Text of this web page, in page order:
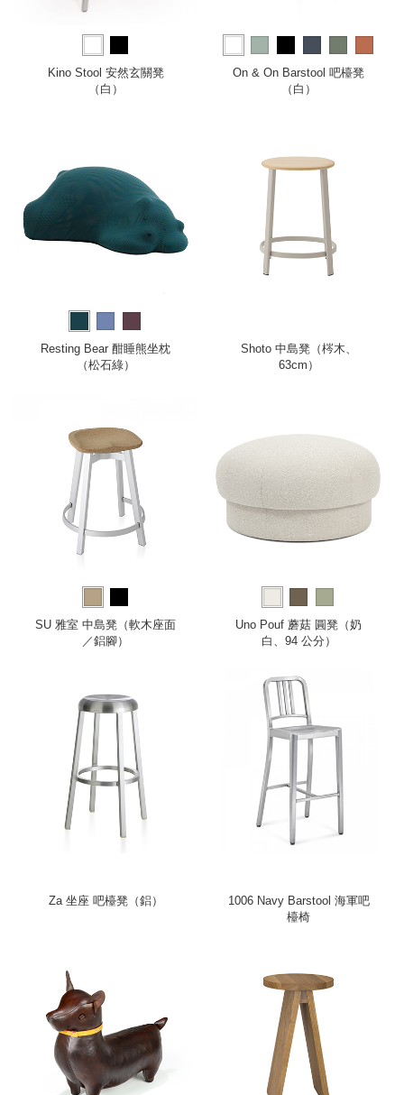
Kino Stool 安然玄關凳
（白）
more
On & On Barstool 吧檯凳
（白）
Resting Bear 酣睡熊坐枕
（松石綠）
Shoto 中島凳（梣木、
63cm）
SU 雅室 中島凳（軟木座面
／鋁腳）
Uno Pouf 蘑菇 圓凳（奶
白、94 公分）
Za 坐座 吧檯凳（鋁）
1006 Navy Barstool 海軍吧
檯椅